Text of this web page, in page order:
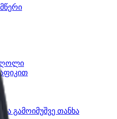
გამოიმუშვე თანხა